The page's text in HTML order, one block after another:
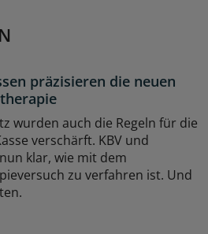
präzisieren die neuen
wurden auch die Regeln für die
verschärft. KBV und
klar, wie mit dem
zu verfahren ist. Und